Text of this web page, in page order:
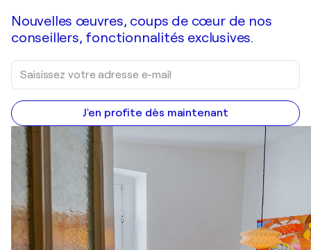
Nouvelles œuvres, coups de cœur de nos
conseillers, fonctionnalités exclusives.
J'en profite dès maintenant